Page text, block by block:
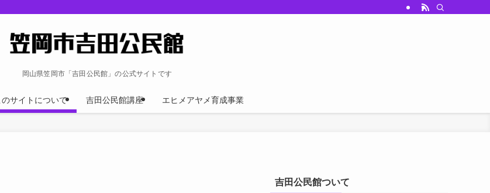
岡山県笠岡市「吉田公民館」の公式サイトです
のサイトについて 吉田公民館講座 エヒメアヤメ育成事業
吉田公民館ついて